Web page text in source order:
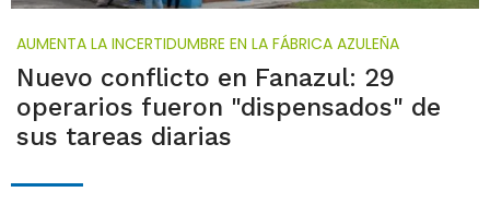
AUMENTA LA INCERTIDUMBRE EN LA FÁBRICA AZULEÑA
Nuevo conflicto en Fanazul: 29
operarios fueron "dispensados" de
sus tareas diarias